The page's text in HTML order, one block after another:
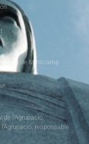
de Miralcamp
l’Agrupació,
responsable